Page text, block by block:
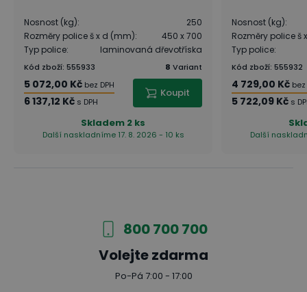
Nosnost (kg):
250
Rozměry police š x d (mm):
450 x 700
Typ police: laminovaná dřevotříska
Kód zboží: 555933 8 Variant
5 072,00 Kč bez DPH
6 137,12 Kč s DPH
Koupit
Skladem 2 ks
Další naskladníme 17. 8. 2026 - 10 ks
Nosnost (kg):
Rozměry police š
Typ police:
Kód zboží: 555932
4 729,00 Kč bez
5 722,09 Kč s
Další
800 700 700
Volejte zdarma
Po-Pá 7:00 - 17:00